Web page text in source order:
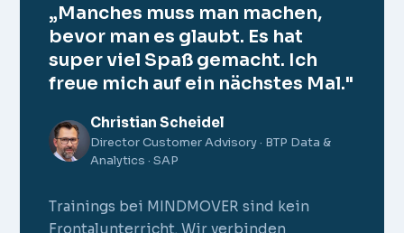
„Manches muss man machen,
bevor man es glaubt. Es hat
super viel Spaß gemacht. Ich
freue mich auf ein nächstes Mal."
Christian Scheidel
Director Customer Advisory · BTP Data &
Analytics · SAP
Trainings bei MINDMOVER sind kein
Frontalunterricht. Wir verbinden